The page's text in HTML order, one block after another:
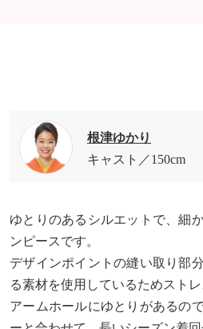
根津ゆかり
キャスト
150cm
ゆとりのあるシルエットで、細
ンピースです。
デザインポイントの縫い取り部
る素材を使用しているためスト
アームホールにゆとりがあるの